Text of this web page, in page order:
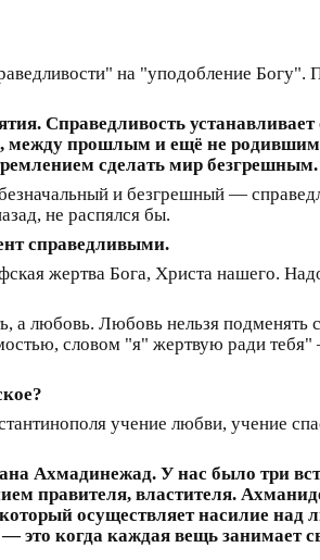
на "уподобление Богу".
Справедливость
между прошлым и ещё не
сделать мир безгрешным.
и безгрешный —
не распялся бы.
справедливыми.
жертва Бога, Христа нашего.
а любовь. Любовь нельзя подменять
словом "я" жертвую ради
учение любви, учение
Ахмадинежад. У нас было три
правителя, властителя.
осуществляет насилие
это когда каждая вещь занимает